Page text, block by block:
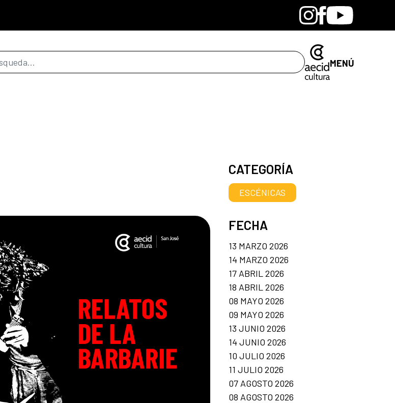
BandcampInstagram
Facebook
Youtube
búsqueda MENÚ
CATEGORÍA
ESCÉNICAS
FECHA
13 MARZO 2026
14 MARZO 2026
17 ABRIL 2026
18 ABRIL 2026
08 MAYO 2026
09 MAYO 2026
13 JUNIO 2026
14 JUNIO 2026
10 JULIO 2026
11 JULIO 2026
07 AGOSTO 2026
08 AGOSTO 2026